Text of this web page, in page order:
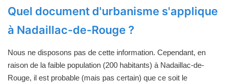
Quel document d'urbanisme s'applique
à Nadaillac-de-Rouge ?
Nous ne disposons pas de cette information. Cependant, en
raison de la faible population (200 habitants) à Nadaillac-de-
Rouge, il est probable (mais pas certain) que ce soit le